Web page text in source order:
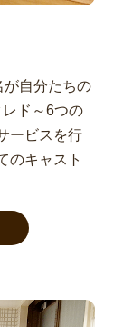
自分たちの
ド～6つの
ービスを行
のキャスト